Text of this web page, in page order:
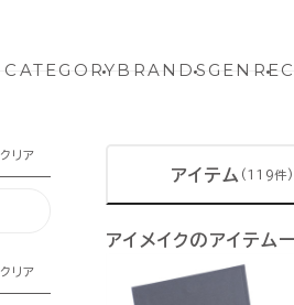
CATEGORYBRANDSGENRE
クリア
クリア
アイテム (119件)
アイメイクのアイテム